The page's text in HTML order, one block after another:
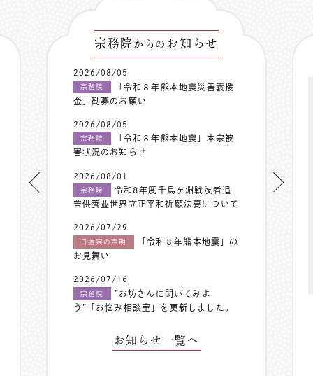
宗務院 からの お知らせ
2026/08/05
宗務院
「令和８年熊本地震災害義援
金」勧募のお願い
2026/08/05
宗務院
「令和８年熊本地震」本宗被
害状況のお知らせ
2026/08/01
宗務院
令和8年度千鳥ヶ淵戦没者追
善供養並世界立正平和祈願法要について
2026/07/29
日蓮宗の声明
「令和８年熊本地震」の
お見舞い
2026/07/16
宗務院
”お坊さんに聞いてみよ
う”「お悩み相談室」を更新しました。
お知らせ一覧へ